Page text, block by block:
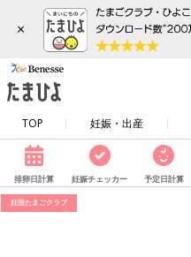
×
TOP 妊娠・出産
排卵日計算 妊娠チェッカー 予定日計算
妊活たまごクラブ